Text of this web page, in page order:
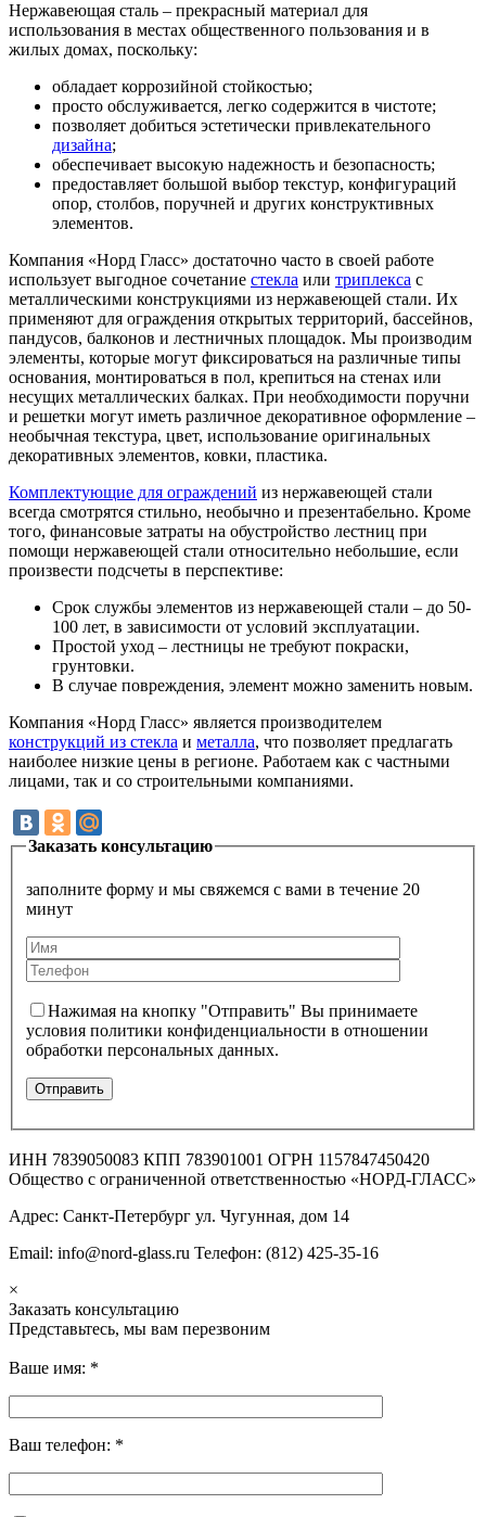
Нержавеющая сталь – прекрасный материал для
использования в местах общественного пользования и в
жилых домах, поскольку:
обладает коррозийной стойкостью;
просто обслуживается, легко содержится в чистоте;
позволяет добиться эстетически привлекательного
дизайна;
обеспечивает высокую надежность и безопасность;
предоставляет большой выбор текстур, конфигураций
опор, столбов, поручней и других конструктивных
элементов.
Компания «Норд Гласс» достаточно часто в своей работе
использует выгодное сочетание стекла или триплекса с
металлическими конструкциями из нержавеющей стали. Их
применяют для ограждения открытых территорий, бассейнов,
пандусов, балконов и лестничных площадок. Мы производим
элементы, которые могут фиксироваться на различные типы
основания, монтироваться в пол, крепиться на стенах или
несущих металлических балках. При необходимости поручни
и решетки могут иметь различное декоративное оформление –
необычная текстура, цвет, использование оригинальных
декоративных элементов, ковки, пластика.
Комплектующие для ограждений из нержавеющей стали
всегда смотрятся стильно, необычно и презентабельно. Кроме
того, финансовые затраты на обустройство лестниц при
помощи нержавеющей стали относительно небольшие, если
произвести подсчеты в перспективе:
Срок службы элементов из нержавеющей стали – до 50-
100 лет, в зависимости от условий эксплуатации.
Простой уход – лестницы не требуют покраски,
грунтовки.
В случае повреждения, элемент можно заменить новым.
Компания «Норд Гласс» является производителем
конструкций из стекла и металла, что позволяет предлагать
наиболее низкие цены в регионе. Работаем как с частными
лицами, так и со строительными компаниями.
Заказать консультацию
заполните форму и мы свяжемся с вами в течение 20
минут
Нажимая на кнопку "Отправить" Вы принимаете
условия политики конфиденциальности в отношении
обработки персональных данных.
ИНН 7839050083 КПП 783901001 ОГРН 1157847450420
Общество с ограниченной ответственностью «НОРД-ГЛАСС»
Адрес: Санкт-Петербург ул. Чугунная, дом 14
Email: info@nord-glass.ru Телефон: (812) 425-35-16
×
Заказать консультацию
Представьтесь, мы вам перезвоним
Ваше имя: *
Ваш телефон: *